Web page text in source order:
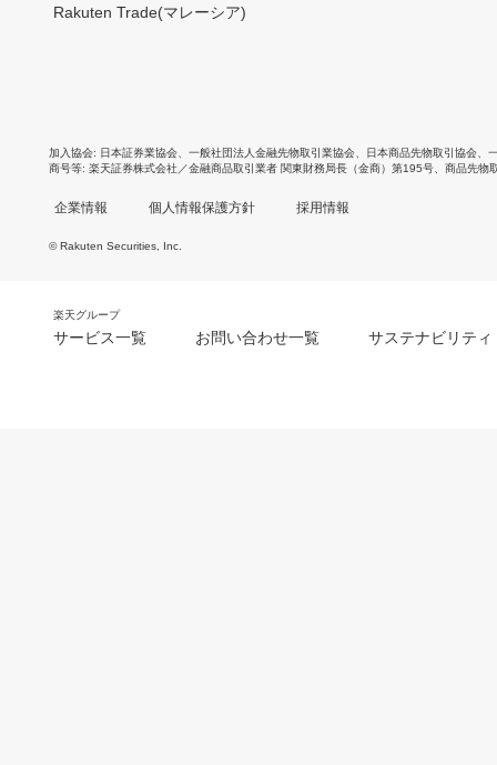
Rakuten Trade(マレーシア)
加入協会 日本証券業協会 一般社団法人金融先物取引業協会 日本商品先物取引協会
商号等 楽天証券株式会社／金融商品取引業者 関東財務局長（金商）第195号、商品先物
企業情報 個人情報保護方針 採用情報
© Rakuten Securities, Inc.
楽天グループ
サービス一覧 お問い合わせ一覧 サステナビリティ